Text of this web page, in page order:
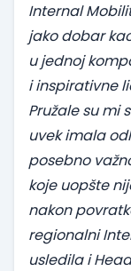
Internal
jako dobar
u jednoj
i inspirativne
Pružale su mi
uvek imala
posebno
koje uopšte
nakon
regionalni
usledila i